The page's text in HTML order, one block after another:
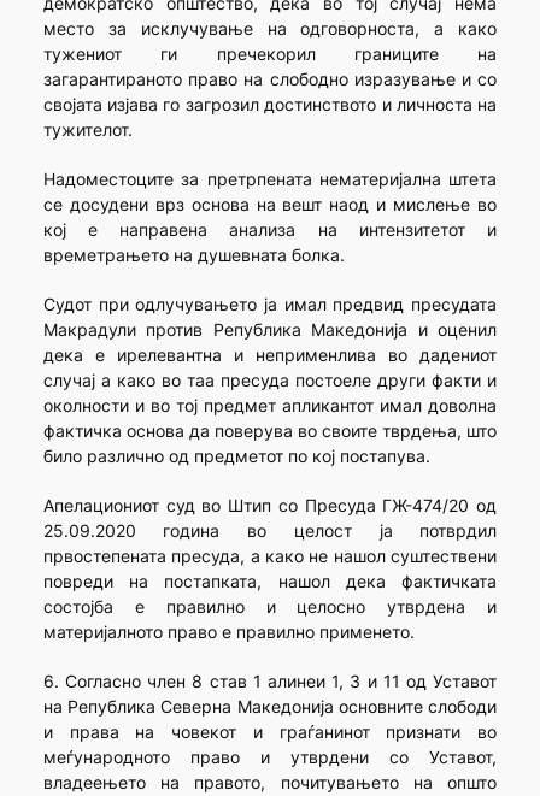
место за исклучување на одговорноста, а како
тужениот ги пречекорил границите на
загарантираното право на слободно изразување и со
својата изјава го загрозил достинството и личноста на
тужителот.
Надоместоците за претрпената нематеријална штета
се досудени врз основа на вешт наод и мислење во
кој е направена анализа на интензитетот и
времетрањето на душевната болка.
Судот при одлучувањето ја имал предвид пресудата
Макрадули против Република Македонија и оценил
дека е ирелевантна и неприменлива во дадениот
случај а како во таа пресуда постоеле други факти и
околности и во тој предмет апликантот имал доволна
фактичка основа да поверува во своите тврдења, што
било различно од предметот по кој постапува.
Апелациониот суд во Штип со Пресуда ГЖ-474/20 од
25.09.2020 година во целост ја потврдил
првостепената пресуда, а како не нашол суштествени
повреди на постапката, нашол дека фактичката
состојба е правилно и целосно утврдена и
материјалното право е правилно применето.
6. Согласно член 8 став 1 алинеи 1, 3 и 11 од Уставот
на Република Северна Македонија основните слободи
и права на човекот и граѓанинот признати во
меѓународното право и утврдени со Уставот,
владеењето на правото, почитувањето на општо